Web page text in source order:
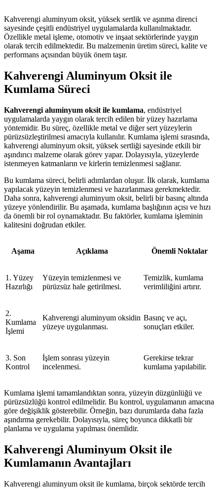
Kahverengi aluminyum oksit, yüksek sertlik ve aşınma direnci
sayesinde çeşitli endüstriyel uygulamalarda kullanılmaktadır.
Özellikle metal işleme, otomotiv ve inşaat sektörlerinde yaygın
olarak tercih edilmektedir. Bu malzemenin üretim süreci, kalite ve
performans açısından büyük önem taşır.
Kahverengi Aluminyum Oksit ile
Kumlama Süreci
Kahverengi aluminyum oksit ile kumlama, endüstriyel
uygulamalarda yaygın olarak tercih edilen bir yüzey hazırlama
yöntemidir. Bu süreç, özellikle metal ve diğer sert yüzeylerin
pürüzsüzleştirilmesi amacıyla kullanılır. Kumlama işlemi sırasında,
kahverengi aluminyum oksit, yüksek sertliği sayesinde etkili bir
aşındırıcı malzeme olarak görev yapar. Dolayısıyla, yüzeylerde
istenmeyen katmanların ve kirlerin temizlenmesi sağlanır.
Bu kumlama süreci, belirli adımlardan oluşur. İlk olarak, kumlama
yapılacak yüzeyin temizlenmesi ve hazırlanması gerekmektedir.
Daha sonra, kahverengi aluminyum oksit, belirli bir basınç altında
yüzeye yönlendirilir. Bu aşamada, kumlama başlığının açısı ve hızı
da önemli bir rol oynamaktadır. Bu faktörler, kumlama işleminin
kalitesini doğrudan etkiler.
Aşama Açıklama Önemli Noktalar
1. Yüzey
Hazırlığı
Yüzeyin temizlenmesi ve
pürüzsüz hale getirilmesi.
Temizlik, kumlama
verimliliğini artırır.
2.
Kumlama
İşlemi
Kahverengi aluminyum oksidin
yüzeye uygulanması.
Basınç ve açı,
sonuçları etkiler.
3. Son
Kontrol
İşlem sonrası yüzeyin
incelenmesi.
Gerekirse tekrar
kumlama yapılabilir.
Kumlama işlemi tamamlandıktan sonra, yüzeyin düzgünlüğü ve
pürüzsüzlüğü kontrol edilmelidir. Bu kontrol, uygulamanın amacına
göre değişiklik gösterebilir. Örneğin, bazı durumlarda daha fazla
aşındırma gerekebilir. Dolayısıyla, süreç boyunca dikkatli bir
planlama ve uygulama yapılması önemlidir.
Kahverengi Aluminyum Oksit ile
Kumlamanın Avantajları
Kahverengi aluminyum oksit ile kumlama, birçok sektörde tercih